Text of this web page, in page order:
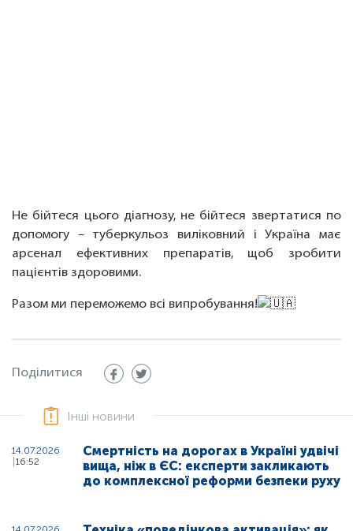
Не бійтеся цього діагнозу, не бійтеся звертатися по
допомогу – туберкульоз виліковний і Україна має
арсенал ефективних препаратів, щоб зробити
пацієнтів здоровими.
Разом ми переможемо всі випробування!
Поділитися
Інші новини
14.07.2026
16:52
Смертність на дорогах в Україні удвічі
вища, ніж в ЄС: експерти закликають
до комплексної реформи безпеки руху